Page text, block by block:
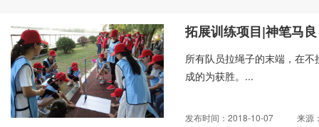
拓展训练项目|神笔马良
所有队员拉绳子的末端，在
成的为获胜。...
发布时间：2018-10-07 来源